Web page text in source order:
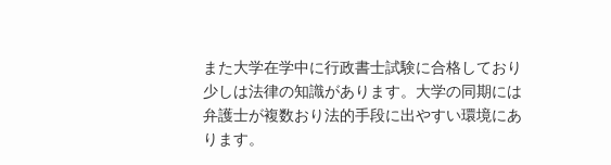
また大学在学中に行政書士試験に合格しており
少しは法律の知識があります。大学の同期には
弁護士が複数おり法的手段に出やすい環境にあ
ります。